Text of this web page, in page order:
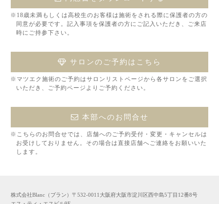
※18歳未満もしくは高校生のお客様は施術をされる際に保護者の方の
同意が必要です。記入事項を保護者の方にご記入いただき、ご来店
時にご持参下さい。
サロンのご予約はこちら
※マツエク施術のご予約はサロンリストページから各サロンをご選択
いただき、ご予約ページよりご予約ください。
本部へのお問合せ
※こちらのお問合せでは、店舗へのご予約受付・変更・キャンセルは
お受けしておりません。その場合は直接店舗へご連絡をお願いいた
します。
株式会社Blanc（ブラン）〒532-0011大阪府大阪市淀川区西中島5丁目12番8号